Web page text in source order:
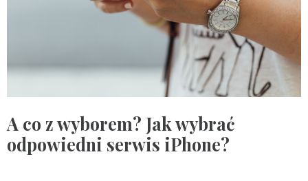
A co z wyborem? Jak wybrać
odpowiedni serwis iPhone?